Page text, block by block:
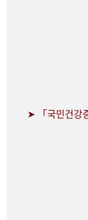
➤ 「국민건강